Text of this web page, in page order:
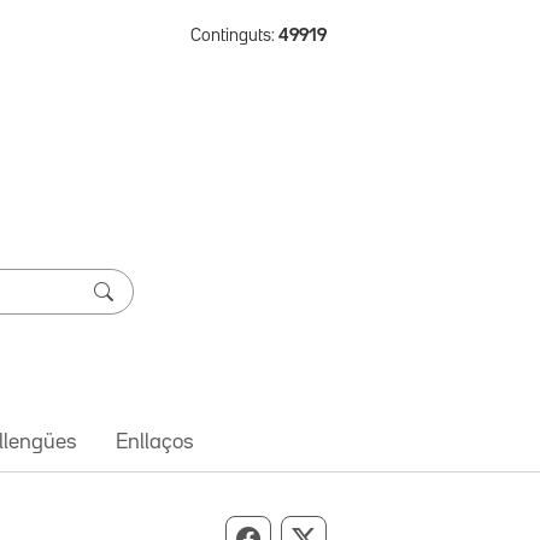
Continguts: 49919
Enllaços